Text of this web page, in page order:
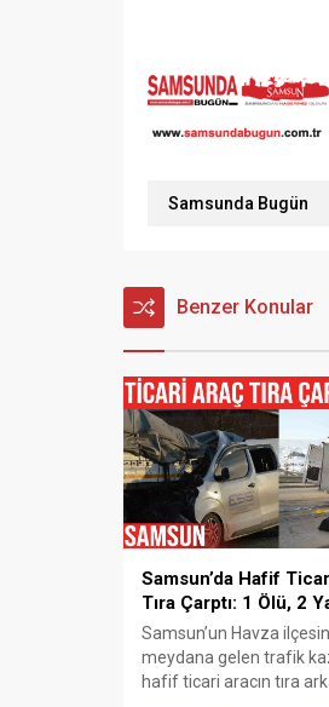
Samsunda Bugün
Benzer Konular
Samsun’da Hafif
Tıra Çarptı: 1 Ölü, 2
Samsun’un Havza
meydana gelen trafik
hafif ticari aracın tıra